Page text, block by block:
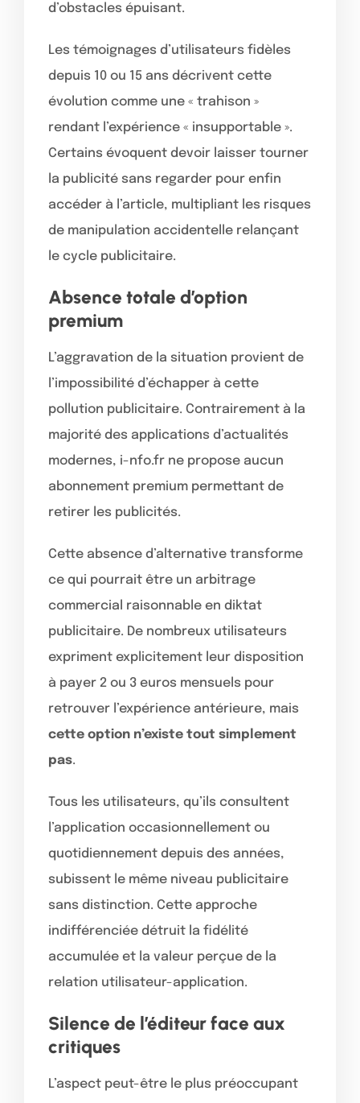
d’obstacles épuisant.
Les témoignages d’utilisateurs fidèles
depuis 10 ou 15 ans décrivent cette
évolution comme une « trahison »
rendant l’expérience « insupportable ».
Certains évoquent devoir laisser tourner
la publicité sans regarder pour enfin
accéder à l’article, multipliant les risques
de manipulation accidentelle relançant
le cycle publicitaire.
Absence totale d’option
premium
L’aggravation de la situation provient de
l’impossibilité d’échapper à cette
pollution publicitaire. Contrairement à la
majorité des applications d’actualités
modernes, i-nfo.fr ne propose aucun
abonnement premium permettant de
retirer les publicités.
Cette absence d’alternative transforme
ce qui pourrait être un arbitrage
commercial raisonnable en diktat
publicitaire. De nombreux utilisateurs
expriment explicitement leur disposition
à payer 2 ou 3 euros mensuels pour
retrouver l’expérience antérieure, mais
cette option n’existe tout simplement
pas.
Tous les utilisateurs, qu’ils consultent
l’application occasionnellement ou
quotidiennement depuis des années,
subissent le même niveau publicitaire
sans distinction. Cette approche
indifférenciée détruit la fidélité
accumulée et la valeur perçue de la
relation utilisateur-application.
Silence de l’éditeur face aux
critiques
L’aspect peut-être le plus préoccupant